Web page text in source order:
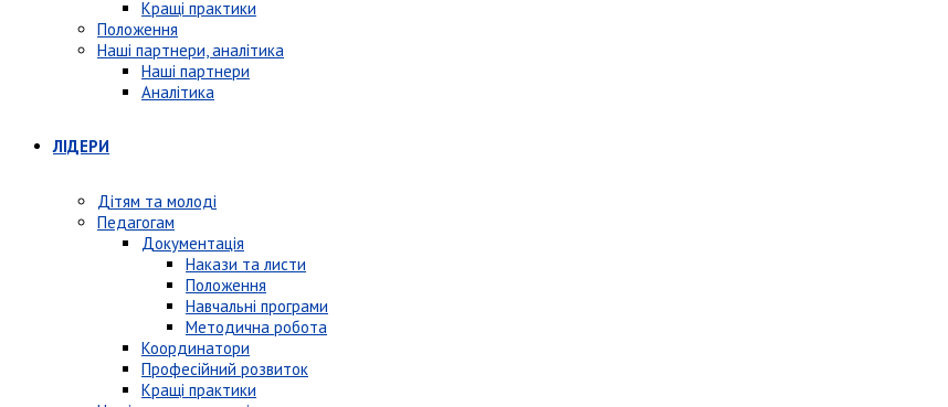
Кращі практики
Положення
Наші партнери, аналітика
Наші партнери
Аналітика
ЛІДЕРИ
Дітям та молоді
Педагогам
Документація
Накази та листи
Положення
Навчальні програми
Методична робота
Координатори
Професійний розвиток
Кращі практики